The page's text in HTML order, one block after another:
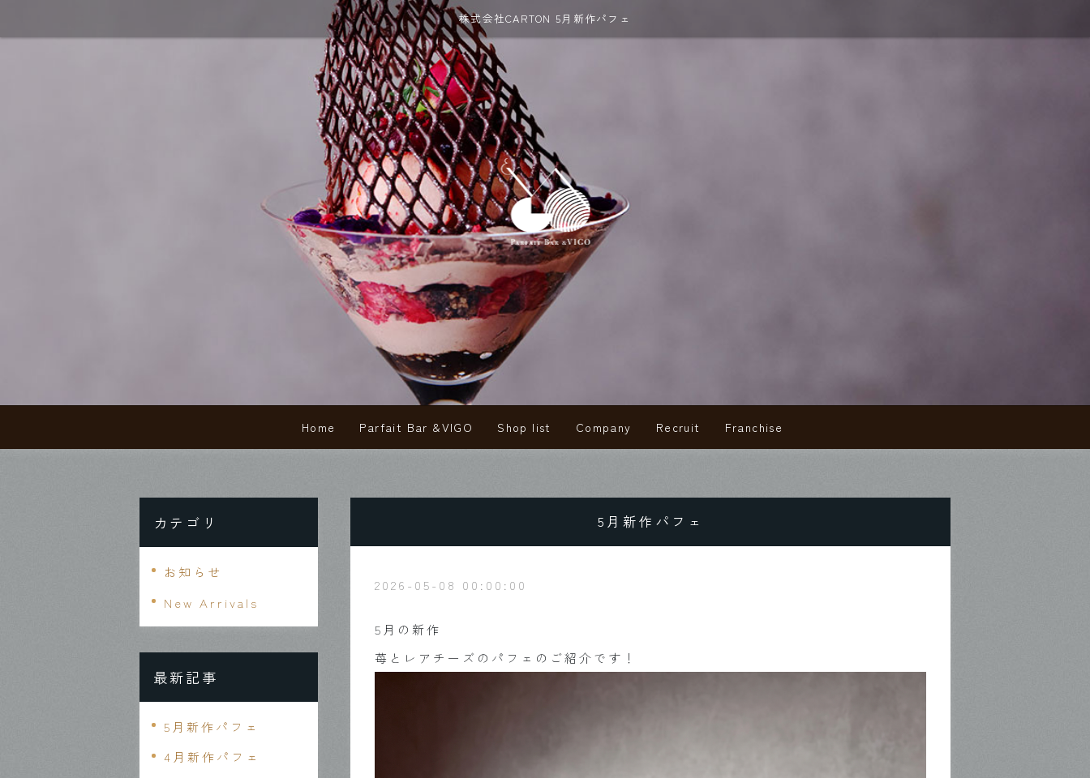
株式会社CARTON 5月新作パフェ
Home
ホーム
Parfait Bar &VIGO
夜パフェBAR &VIGO
Shop list
店舗一覧
Company
会社概要
Recruit
求人
Franchise
FC加盟店募集
カテゴリ
お知らせ
New Arrivals
最新記事
5月新作パフェ
4月新作パフェ
5月新作パフェ
2026-05-08 00:00:00
5月の新作
苺とレアチーズのパフェのご紹介です！